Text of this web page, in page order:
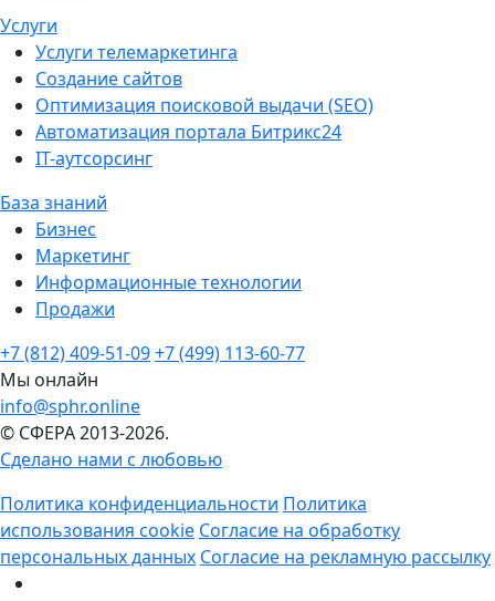
Услуги
Услуги телемаркетинга
Создание сайтов
Оптимизация поисковой выдачи (SEO)
Автоматизация портала Битрикс24
IT-аутсорсинг
База знаний
Бизнес
Маркетинг
Информационные технологии
Продажи
+7 (812) 409-51-09+7 (499) 113-60-77
Мы онлайн
info@sphr.online
© СФЕРА 2013-2026.
Сделано нами с любовью
Политика конфиденциальности Политика
использования cookie Согласие на обработку
персональных данных Согласие на рекламную рассылку